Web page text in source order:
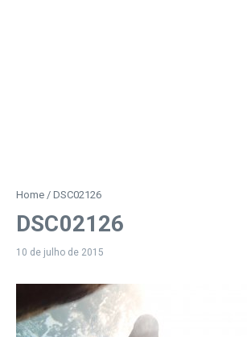
Home / DSC02126
DSC02126
10 de julho de 2015